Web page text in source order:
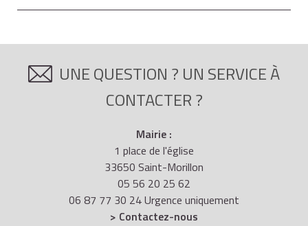
UNE QUESTION ? UN SERVICE À
CONTACTER ?
Mairie :
1 place de l'église
33650 Saint-Morillon
05 56 20 25 62
06 87 77 30 24 Urgence uniquement
> Contactez-nous